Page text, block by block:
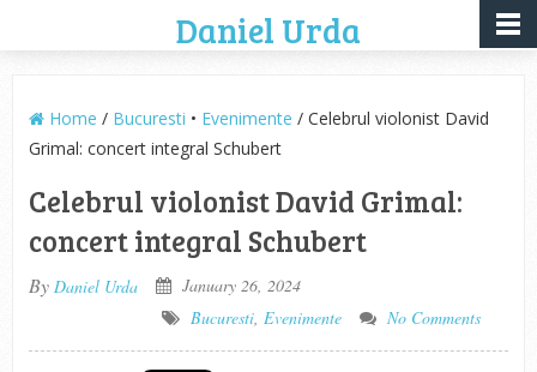
Daniel Urda
Home / Bucuresti • Evenimente / Celebrul violonist David
Grimal: concert integral Schubert
Celebrul violonist David Grimal:
concert integral Schubert
By Daniel Urda
January 26, 2024
Bucuresti, Evenimente No Comments